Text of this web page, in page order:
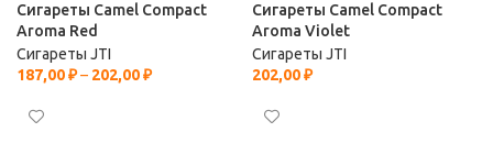
Сигареты Camel Compact
Aroma Red
Сигареты JTI
187,00₽– 202,00₽
Сигареты Camel Compact
Aroma Violet
Сигареты JTI
202,00₽